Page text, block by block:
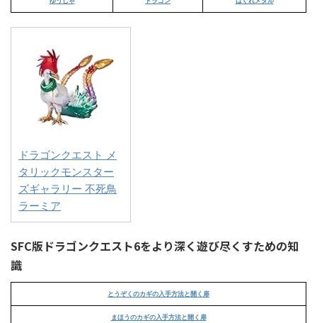
ドラゴンクエスト メ
タリックモンスター
ズギャラリー 不死鳥
ラーミア
SFC版ドラゴンクエスト6をより深く遊び尽くすための知
識
とうぞくのカギの入手方法と開く扉
まほうのカギの入手方法と開く扉